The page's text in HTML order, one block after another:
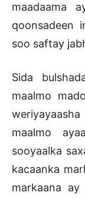
maadaama
qoonsadeen
soo saftay
Sida
maalmo
maalmo
sooyaalka
kacaanka
markaana ay